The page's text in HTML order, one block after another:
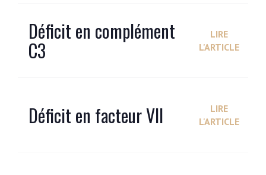
Déficit en complément
C3
LIRE
L'ARTICLE
Déficit en facteur VII
LIRE
L'ARTICLE